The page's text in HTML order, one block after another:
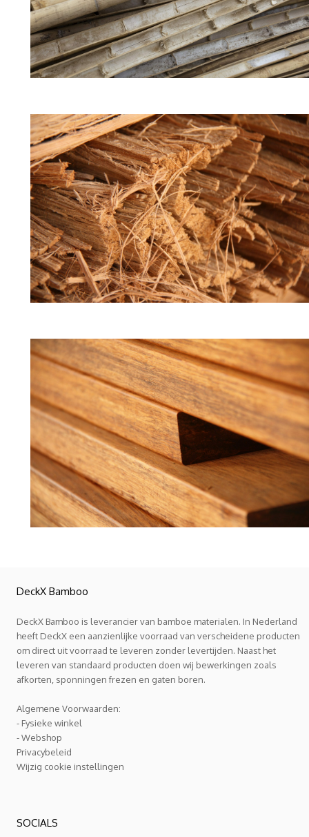
DeckX Bamboo
DeckX Bamboo is leverancier van bamboe materialen. In Nederland
heeft DeckX een aanzienlijke voorraad van verscheidene producten
om direct uit voorraad te leveren zonder levertijden. Naast het
leveren van standaard producten doen wij bewerkingen zoals
afkorten, sponningen frezen en gaten boren.
Algemene Voorwaarden:
- Fysieke winkel
- Webshop
Privacybeleid
Wijzig cookie instellingen
SOCIALS